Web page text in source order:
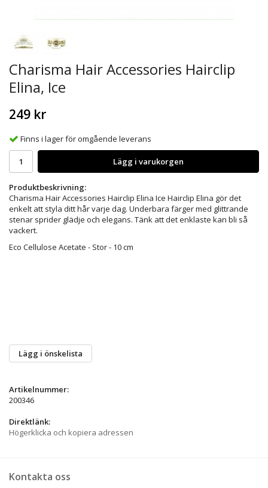
Charisma Hair Accessories Hairclip
Elina, Ice
249 kr
Finns i lager för omgående leverans
Lägg i varukorgen
Produktbeskrivning:
Charisma Hair Accessories Hairclip Elina Ice Hairclip Elina gör det
enkelt att styla ditt hår varje dag. Underbara färger med glittrande
stenar sprider glädje och elegans. Tänk att det enklaste kan bli så
vackert.
Eco Cellulose Acetate - Stor - 10 cm
Lägg i önskelista
Artikelnummer:
200346
Direktlänk:
Högerklicka och kopiera adressen
Kontakta oss